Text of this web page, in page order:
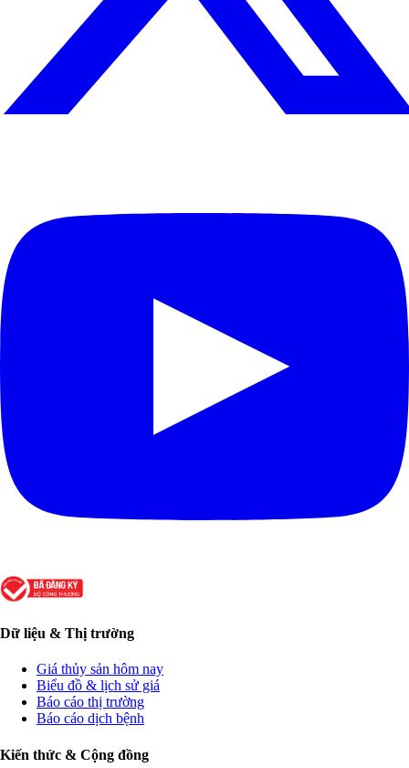
Dữ liệu & Thị trường
Giá thủy sản hôm nay
Biểu đồ & lịch sử giá
Báo cáo thị trường
Báo cáo dịch bệnh
Kiến thức & Cộng đồng